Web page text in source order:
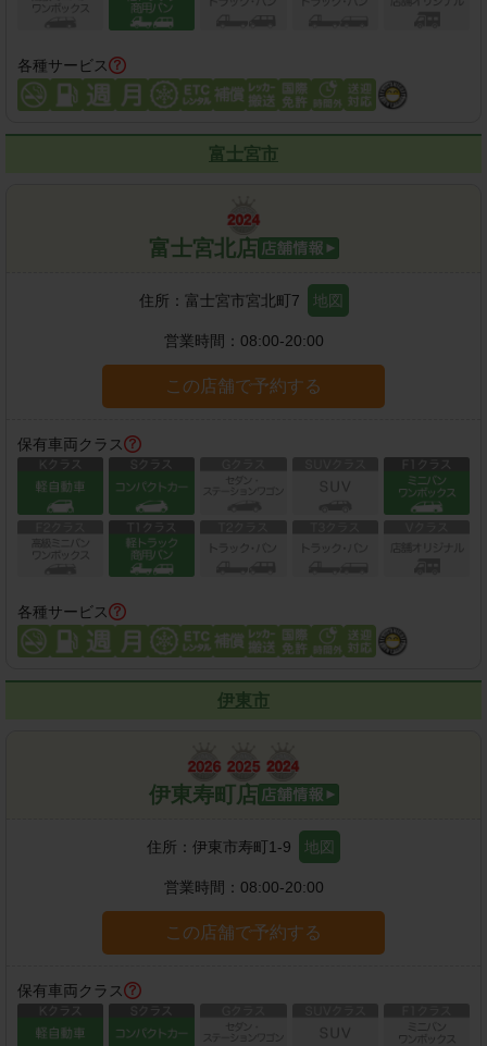
各種サービス
富士宮市
富士宮北店
住所： 富士宮市宮北町7 地図
営業時間： 08:00-20:00
この店舗で予約する
保有車両クラス
各種サービス
伊東市
伊東寿町店
住所： 伊東市寿町1-9 地図
営業時間： 08:00-20:00
この店舗で予約する
保有車両クラス